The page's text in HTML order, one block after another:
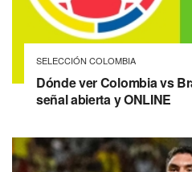
SELECCIÓN COLOMBIA
Dónde ver Colombia vs
señal abierta y ONLINE